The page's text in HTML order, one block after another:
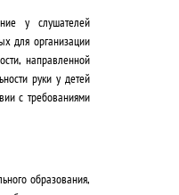
у слушателей
для организации
направленной
руки у детей
с требованиями
образования,